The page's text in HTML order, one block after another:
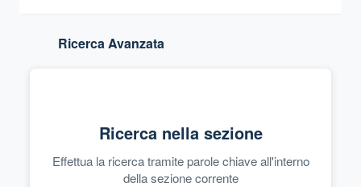
Ricerca Avanzata
Ricerca nella sezione
Effettua la ricerca tramite parole chiave all'interno
della sezione corrente